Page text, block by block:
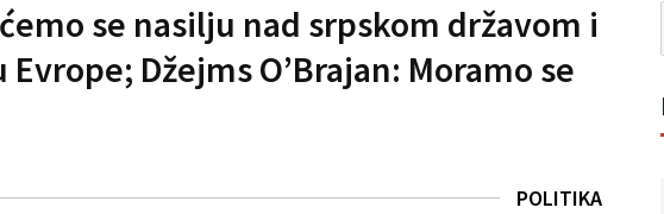
se nasilju nad srpskom državom i
Džejms O’Brajan: Moramo se
POLITIKA